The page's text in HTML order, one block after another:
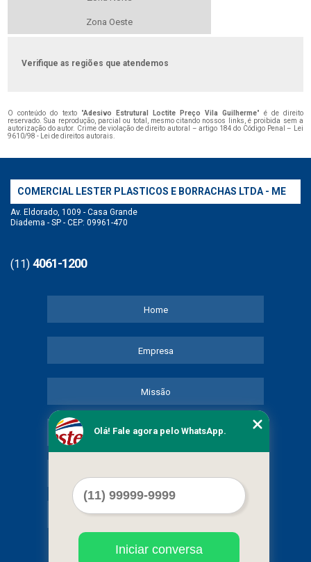
Zona Oeste
Verifique as regiões que atendemos
O conteúdo do texto "Adesivo Estrutural Loctite Preço Vila Guilherme" é de direito
reservado. Sua reprodução, parcial ou total, mesmo citando nossos links, é proibida sem a
autorização do autor. Crime de violação de direito autoral – artigo 184 do Código Penal – Lei
9610/98 - Lei de direitos autorais.
COMERCIAL LESTER PLASTICOS E BORRACHAS LTDA - ME
Av. Eldorado, 1009 - Casa Grande
Diadema - SP - CEP: 09961-470
(11) 4061-1200
Home
Empresa
Missão
Serviços
Mapa do site
Olá! Fale agora pelo WhatsApp.
Iniciar conversa